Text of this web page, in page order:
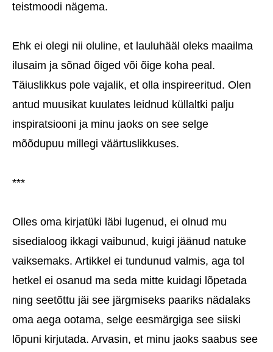
teistmoodi nägema.
Ehk ei olegi nii oluline, et lauluhääl oleks maailma
ilusaim ja sõnad õiged või õige koha peal.
Täiuslikkus pole vajalik, et olla inspireeritud. Olen
antud muusikat kuulates leidnud küllaltki palju
inspiratsiooni ja minu jaoks on see selge
mõõdupuu millegi väärtuslikkuses.
***
Olles oma kirjatüki läbi lugenud, ei olnud mu
sisedialoog ikkagi vaibunud, kuigi jäänud natuke
vaiksemaks. Artikkel ei tundunud valmis, aga tol
hetkel ei osanud ma seda mitte kuidagi lõpetada
ning seetõttu jäi see järgmiseks paariks nädalaks
oma aega ootama, selge eesmärgiga see siiski
lõpuni kirjutada. Arvasin, et minu jaoks saabus see